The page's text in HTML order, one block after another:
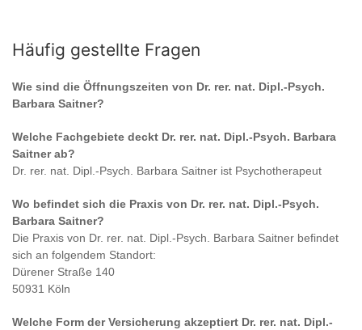
Häufig gestellte Fragen
Wie sind die Öffnungszeiten von Dr. rer. nat. Dipl.-Psych.
Barbara Saitner?
Welche Fachgebiete deckt Dr. rer. nat. Dipl.-Psych. Barbara
Saitnerab?
Dr. rer. nat. Dipl.-Psych. Barbara Saitner ist Psychotherapeut
Wo befindet sich die Praxis von Dr. rer. nat. Dipl.-Psych.
Barbara Saitner?
Die Praxis von Dr. rer. nat. Dipl.-Psych. Barbara Saitner befindet
sich an folgendem Standort:
Dürener Straße 140
50931 Köln
Welche Form der Versicherung akzeptiert Dr. rer. nat. Dipl.-